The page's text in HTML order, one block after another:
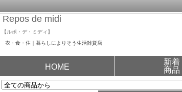
Repos de midi
【ルポ・デ・ミディ】
衣・食・住｜暮らしによりそう生活雑貨店
HOME
新着
商品